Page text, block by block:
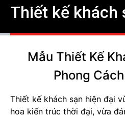
Thiết kế khách
Mẫu Thiết Kế
Phong
Thiết kế khách sạn hiện đại
hoa kiến trúc thời đại, vừa